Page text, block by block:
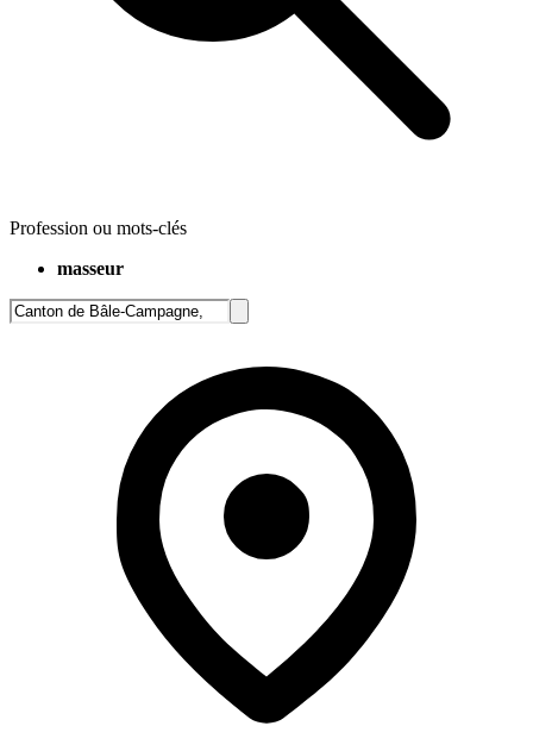
Profession ou mots-clés
masseur